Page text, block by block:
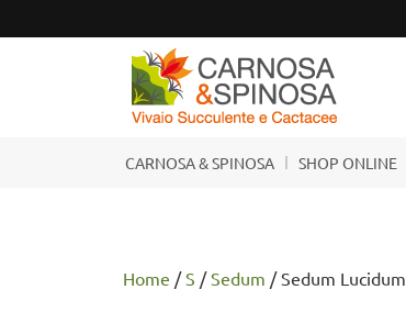
CARNOSA & SPINOSA SHOP ONLINE
Home /S /Sedum / Sedum Lucidum